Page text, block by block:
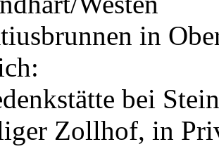
in
bei
Zollhof, in